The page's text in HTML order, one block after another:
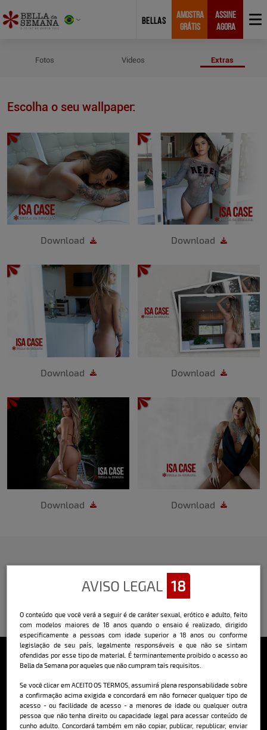
BELLAS
AMOSTRA
GRÁTIS
ASSINE
AGORA
Fotos Videos Extras
Escolha o seu wallpaper:
Download Download
Download Download
Download Download
AVISO LEGAL 18
O conteúdo que você verá a seguir é de caráter sexual, erótico e adulto, feito
com modelos maiores de 18 anos quando o ensaio é realizado, dirigido
especificamente a pessoas com idade superior a 18 anos ou conforme
legislação de seu país, legalmente responsáveis e que não se sintam
ofendidas por esse tipo de material. É terminantemente proibido o acesso ao
Bella da Semana por aqueles que não cumpram tais requisitos.
Se você clicar em ACEITO OS TERMOS, assumirá plena responsabilidade sobre
a confirmação acima exigida e concordará em não fornecer qualquer tipo de
acesso - ou facilidade de acesso - a menores de idade ou qualquer outra
pessoa que não tenha direito ou capacidade legal para acessar conteúdo de
cunho adulto. Concordará também em não copiar, publicar, republicar, enviar
O Bella da Semana é a maior e mais longeva revista masculina digital
do Brasil, com ensaios fotográficos e vídeos exclusivos de alta
qualidade, além de conteúdo editorial sobre saúde, esportes, moda,
comportamento, relacionamentos, tecnologia e erotismo.